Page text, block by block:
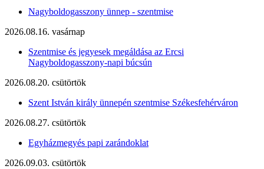
Nagyboldogasszony ünnep - szentmise
2026.08.16. vasárnap
Szentmise és jegyesek megáldása az Ercsi
Nagyboldogasszony-napi búcsún
2026.08.20. csütörtök
Szent István király ünnepén szentmise Székesfehérváron
2026.08.27. csütörtök
Egyházmegyés papi zarándoklat
2026.09.03. csütörtök